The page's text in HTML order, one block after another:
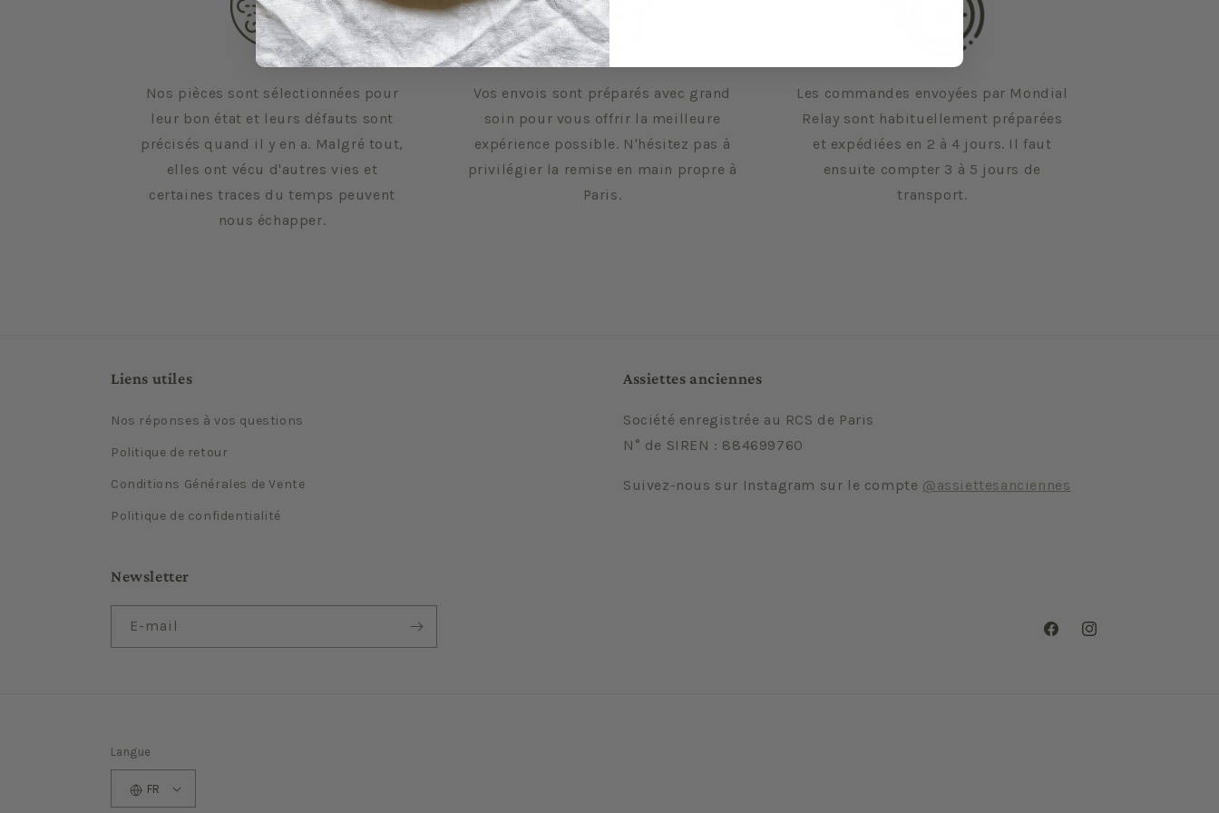
Nos pièces sont sélectionnées pour
leur bon état et leurs défauts sont
précisés quand il y en a. Malgré tout,
elles ont vécu d'autres vies et
certaines traces du temps peuvent
nous échapper.
Vos envois sont préparés avec grand
soin pour vous offrir la meilleure
expérience possible. N'hésitez pas à
privilégier la remise en main propre à
Paris.
Les commandes envoyées par Mondial
Relay sont habituellement préparées
et expédiées en 2 à 4 jours. Il faut
ensuite compter 3 à 5 jours de
transport.
Liens utiles
Nos réponses à vos questions
Politique de retour
Conditions Générales de Vente
Politique de confidentialité
Assiettes anciennes
Société enregistrée au RCS de Paris
N° de SIREN : 884699760
Suivez-nous sur Instagram sur le compte @assiettesanciennes
Newsletter
E-mail
FacebookInstagram
Langue
FR